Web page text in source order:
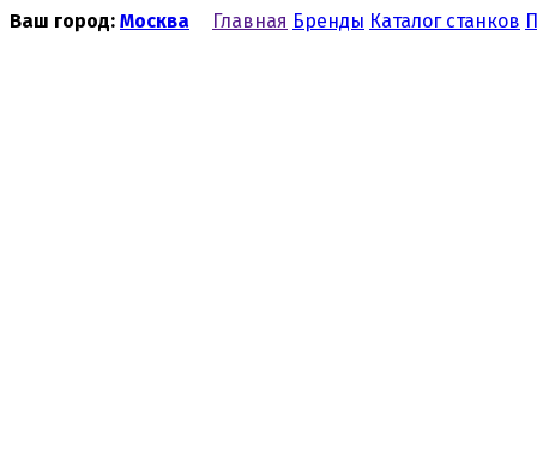
Ваш город: Москва Главная Бренды Каталог станков